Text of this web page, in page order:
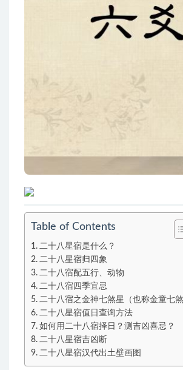
Table of Contents
二十八星宿是什么？
二十八星宿归四象
二十八宿配五行、动物
二十八宿四季宜忌
二十八宿之金神七煞星（也称金童七煞
二十八星宿值日查询方法
如何用二十八宿择日？测吉凶喜忌？
二十八星宿吉凶断
二十八星宿汉代出土壁画图